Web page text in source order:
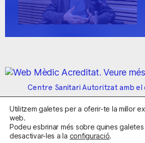
Centre Sanitari Autoritzat amb el
Avís LegalPolítica de Privacitat
Condicions Generals de
Utilitzem galetes per a oferir-te la millor
web.
Podeu esbrinar més sobre quines
desactivar-les a la configuració.